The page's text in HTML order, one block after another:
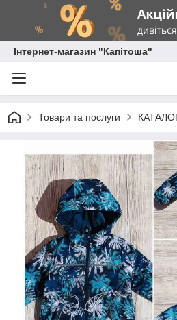
Інтернет-магазин "Капітоша"
Товари та послуги